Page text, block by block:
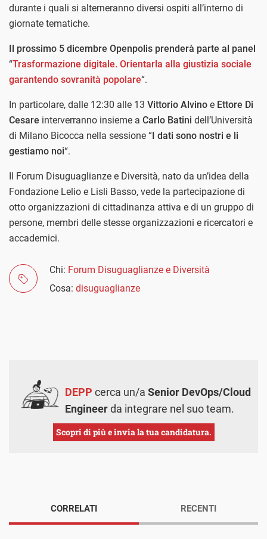
durante i quali si alterneranno diversi ospiti all’interno di
giornate tematiche.
Il prossimo 5 dicembre Openpolis prenderà parte al panel
“Trasformazione digitale. Orientarla alla giustizia sociale
garantendo sovranità popolare“.
In particolare, dalle 12:30 alle 13 Vittorio Alvino e Ettore Di
Cesare interverranno insieme a Carlo Batini dell’Università
di Milano Bicocca nella sessione “I dati sono nostri e li
gestiamo noi“.
Il Forum Disuguaglianze e Diversità, nato da un’idea della
Fondazione Lelio e Lisli Basso, vede la partecipazione di
otto organizzazioni di cittadinanza attiva e di un gruppo di
persone, membri delle stesse organizzazioni e ricercatori e
accademici.
Chi: Forum Disuguaglianze e Diversità
Cosa: disuguaglianze
DEPP cerca un/a Senior DevOps/Cloud
Engineerda integrare nel suo team.
Scopri di più e invia la tua candidatura.
CORRELATI RECENTI